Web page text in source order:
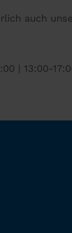
auch
| 13:00-